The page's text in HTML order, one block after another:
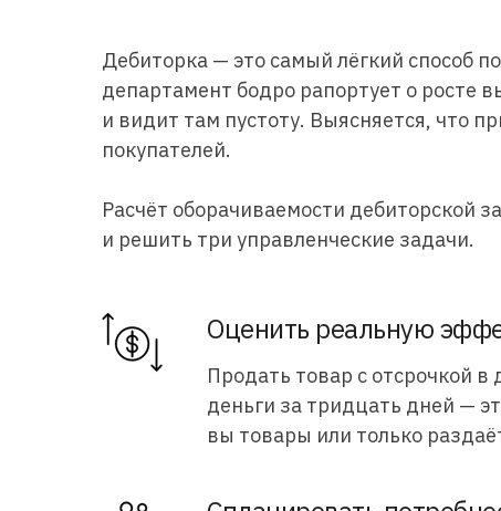
Дебиторка — это самый лёгкий способ
департамент бодро рапортует о росте
и видит там пустоту. Выясняется, что
покупателей.
Расчёт оборачиваемости дебиторской
и решить три управленческие задачи.
Оценить реальную
Продать товар с отсрочкой
деньги за тридцать дней —
вы товары или только